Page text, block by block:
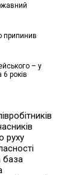
припинив
– у
років
руху
база